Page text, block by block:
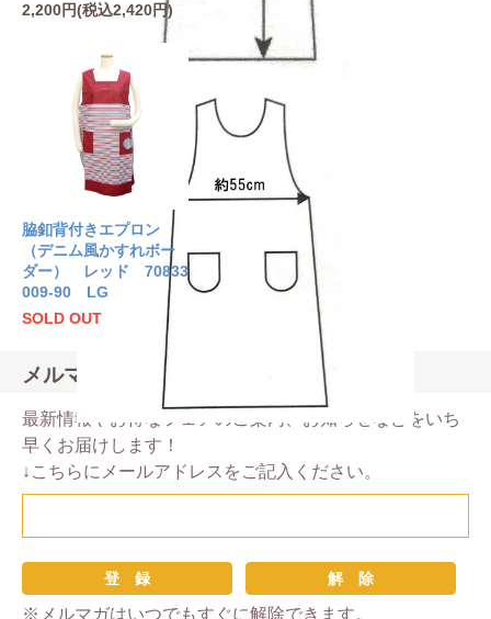
2,200円(税込2,420円)
脇釦背付きエプロン
（デニム風かすれボー
ダー） レッド 70833
009-90 LG
SOLD OUT
メルマガ登録・解除
最新情報やお得なフェアのご案内、お知らせなどをいち
早くお届けします！
↓こちらにメールアドレスをご記入ください。
※メルマガはいつでもすぐに解除できます。